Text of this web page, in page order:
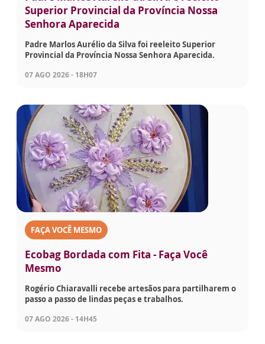
Superior Provincial da Província Nossa
Senhora Aparecida
Padre Marlos Aurélio da Silva foi reeleito Superior
Provincial da Província Nossa Senhora Aparecida.
07 AGO 2026 - 18H07
FAÇA VOCÊ MESMO
Ecobag Bordada com Fita - Faça Você
Mesmo
Rogério Chiaravalli recebe artesãos para partilharem o
passo a passo de lindas peças e trabalhos.
07 AGO 2026 - 14H45